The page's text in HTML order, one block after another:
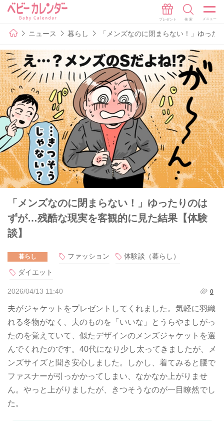
ニュース 暮らし 「メンズなのに閉まらない！」ゆっ
「メンズなのに閉まらない！」ゆったりのは
ずが…残酷な現実を客観的に見た結果【体験
談】
暮らし ファッション
体験談（暮らし）
ダイエット
2026/04/13 11:40 0
夫がジャケットをプレゼントしてくれました。気軽に羽織
れる冬物がなく、夫のものを「いいな」とうらやましがっ
たのを覚えていて、似たデザインのメンズジャケットを選
んでくれたのです。40代になり少し太ってきましたが、メ
ンズサイズと聞き安心しました。しかし、着てみると腰で
ファスナーが引っかかってしまい、なかなか上がりませ
ん。やっと上がりましたが、きつそうなのが一目瞭然でし
た。